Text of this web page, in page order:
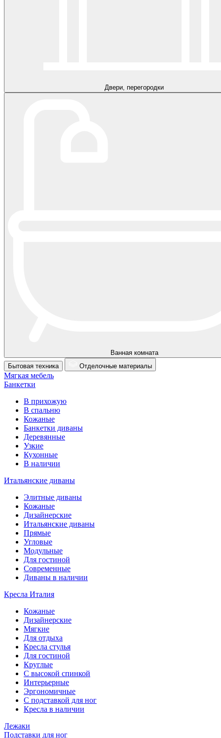
Двери, перегородки
Ванная комната
Бытовая техника
Отделочные материалы
Мягкая мебель
Банкетки
В прихожую
В спальню
Кожаные
Банкетки диваны
Деревянные
Узкие
Кухонные
В наличии
Итальянские диваны
Элитные диваны
Кожаные
Дизайнерские
Итальянские диваны
Прямые
Угловые
Модульные
Для гостиной
Современные
Диваны в наличии
Кресла Италия
Кожаные
Дизайнерские
Мягкие
Для отдыха
Кресла стулья
Для гостиной
Круглые
С высокой спинкой
Интерьерные
Эргономичные
С подставкой для ног
Кресла в наличии
Лежаки
Подставки для ног